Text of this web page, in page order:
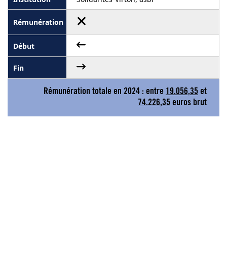
Rémunération totale en 2024 : entre 19.056,35 et
74.226,35 euros brut